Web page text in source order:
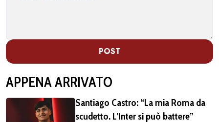
POST
APPENA ARRIVATO
Santiago Castro: “La mia Roma da
scudetto. L’Inter si può battere”